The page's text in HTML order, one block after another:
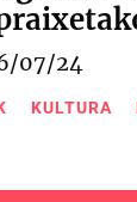
07/24
KULTURA